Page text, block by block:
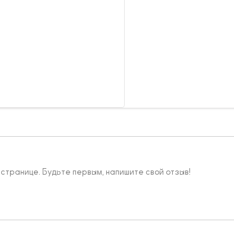
Будьте первым, напишите свой отзыв!